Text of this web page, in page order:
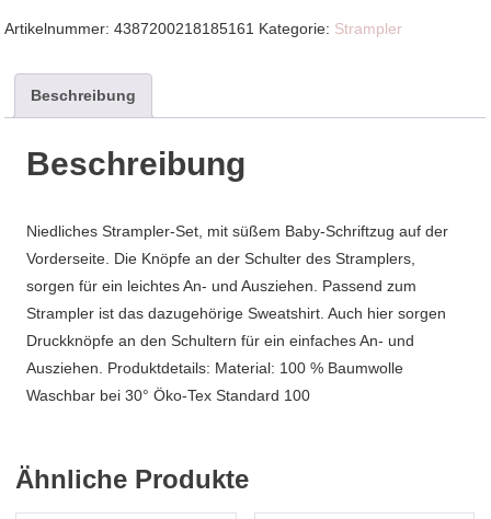
Artikelnummer:4387200218185161 Kategorie: Strampler
Beschreibung
Beschreibung
Niedliches Strampler-Set, mit süßem Baby-Schriftzug auf der
Vorderseite. Die Knöpfe an der Schulter des Stramplers,
sorgen für ein leichtes An- und Ausziehen. Passend zum
Strampler ist das dazugehörige Sweatshirt. Auch hier sorgen
Druckknöpfe an den Schultern für ein einfaches An- und
Ausziehen. Produktdetails: Material: 100 % Baumwolle
Waschbar bei 30° Öko-Tex Standard 100
Ähnliche Produkte